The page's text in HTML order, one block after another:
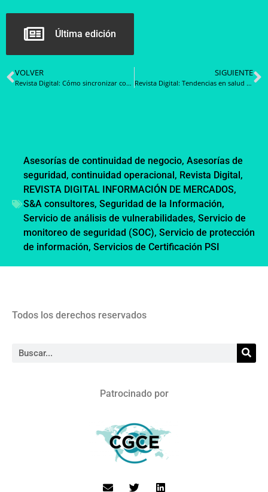
Última edición
VOLVER
Revista Digital: Cómo sincronizar con Canva las imágenes de producto de tu eCommerce
SIGUIENTE
Revista Digital: Tendencias en salud para 2022
Asesorías de continuidad de negocio, Asesorías de
seguridad, continuidad operacional , Revista Digital ,
REVISTA DIGITAL INFORMACIÓN DE MERCADOS,
S&A consultores, Seguridad de la Información,
Servicio de análisis de vulnerabilidades, Servicio de
monitoreo de seguridad (SOC), Servicio de protección
de información, Servicios de Certificación PSI
Todos los derechos reservados
Patrocinado por